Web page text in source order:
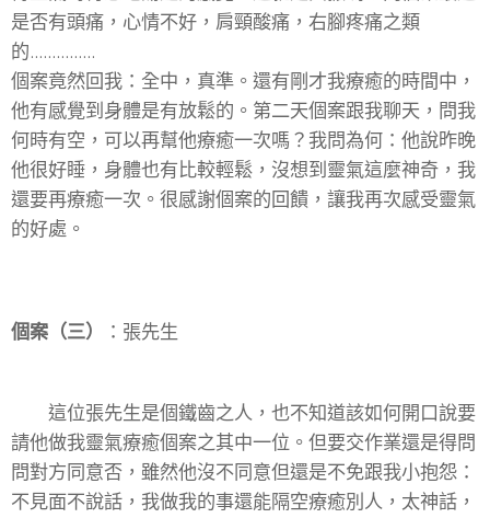
是否有頭痛，心情不好，肩頸酸痛，右腳疼痛之類
的...............
個案竟然回我：全中，真準。還有剛才我療癒的時間中，
他有感覺到身體是有放鬆的。第二天個案跟我聊天，問我
何時有空，可以再幫他療癒一次嗎？我問為何：他說昨晚
他很好睡，身體也有比較輕鬆，沒想到靈氣這麼神奇，我
還要再療癒一次。很感謝個案的回饋，讓我再次感受靈氣
的好處。
個案（三） ：張先生
這位張先生是個鐵齒之人，也不知道該如何開口說要
請他做我靈氣療癒個案之其中一位。但要交作業還是得問
問對方同意否，雖然他沒不同意但還是不免跟我小抱怨：
不見面不說話，我做我的事還能隔空療癒別人，太神話，